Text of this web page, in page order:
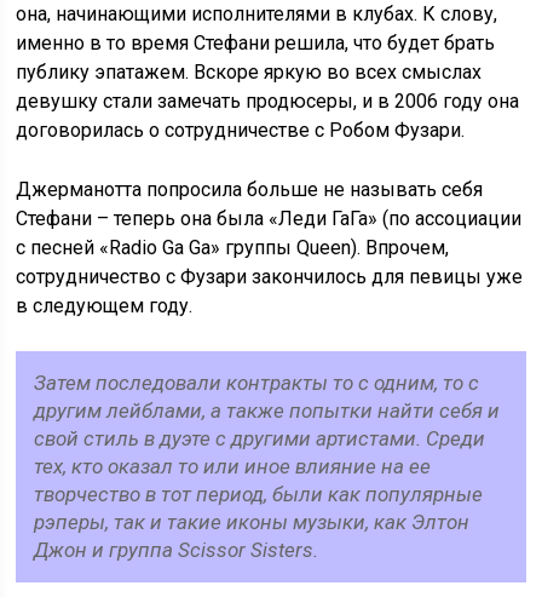
она, начинающими исполнителями в клубах. К слову,
именно в то время Стефани решила, что будет брать
публику эпатажем. Вскоре яркую во всех смыслах
девушку стали замечать продюсеры, и в 2006 году она
договорилась о сотрудничестве с Робом Фузари.
Джерманотта попросила больше не называть себя
Стефани – теперь она была «Леди ГаГа» (по ассоциации
с песней «Radio Ga Ga» группы Queen). Впрочем,
сотрудничество с Фузари закончилось для певицы уже
в следующем году.
Затем последовали контракты то с одним, то с
другим лейблами, а также попытки найти себя и
свой стиль в дуэте с другими артистами. Среди
тех, кто оказал то или иное влияние на ее
творчество в тот период, были как популярные
рэперы, так и такие иконы музыки, как Элтон
Джон и группа Scissor Sisters.